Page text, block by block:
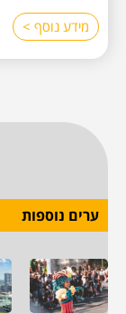
מידע נוסף >
ערים נוספות